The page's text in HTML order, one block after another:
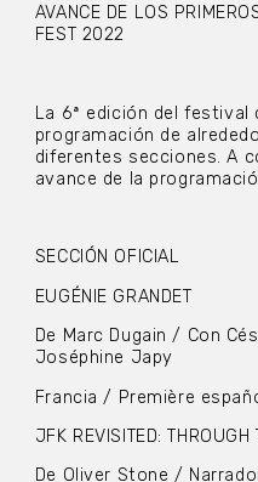
AVANCE DE LOS
FEST 2022
La 6ª edición del festival
programación de
diferentes secciones. A
avance de la
SECCIÓN OFICIAL
EUGÉNIE GRANDET
De Marc Dugain / Con
Joséphine Japy
Francia / Première
JFK REVISITED:
De Oliver Stone /